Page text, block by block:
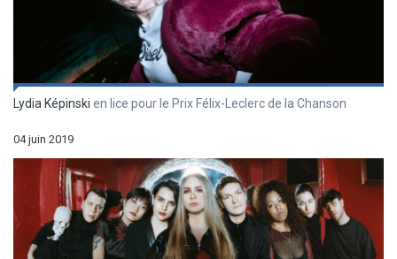
Lydia Képinski en lice pour le Prix Félix-Leclerc de la Chanson
04 juin 2019